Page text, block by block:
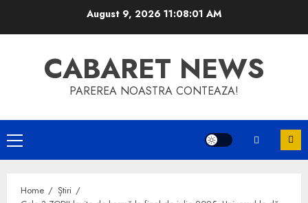
August 9, 2026 11:08:01 AM
CABARET NEWS
PAREREA NOASTRA CONTEAZA!
Primary
Menu
Home
Știri